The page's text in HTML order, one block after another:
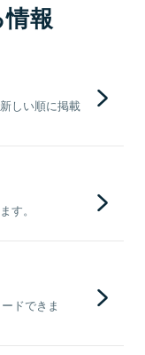
報
しい順に掲載
す。
ドできま